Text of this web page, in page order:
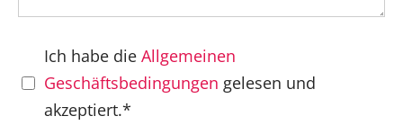
Ich habe die Allgemeinen
Geschäftsbedingungen gelesen und
akzeptiert.*